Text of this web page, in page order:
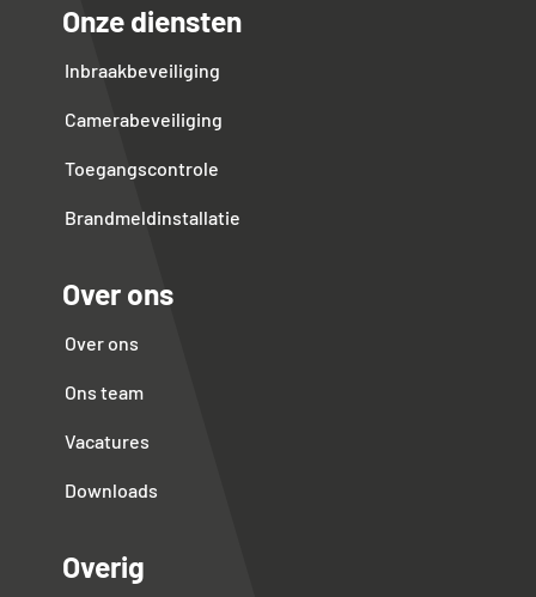
Onze diensten
Inbraakbeveiliging
Camerabeveiliging
Toegangscontrole
Brandmeldinstallatie
Over ons
Over ons
Ons team
Vacatures
Downloads
Overig